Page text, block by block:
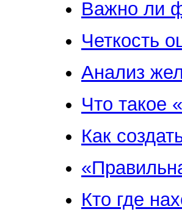
Важно ли
Четкость
Анализ
Что такое
Как
Кто где